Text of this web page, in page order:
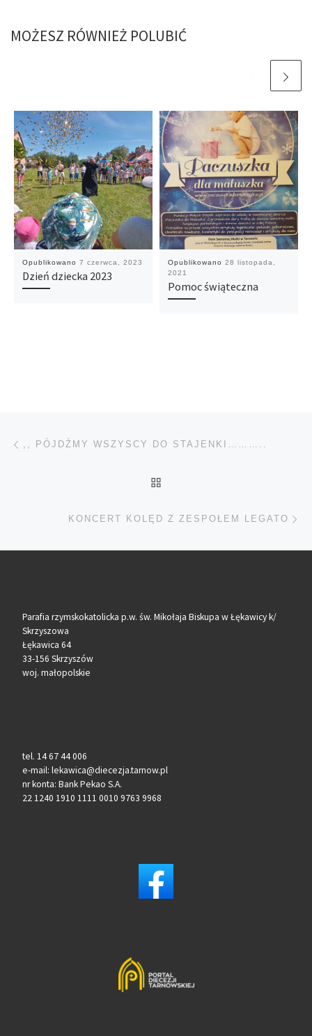
MOŻESZ RÓWNIEŻ POLUBIĆ
Opublikowano 7 czerwca, 2023
Dzień dziecka 2023
Opublikowano 28 listopada,
2021
Pomoc świąteczna
Nawigacja wpisu
,, PÓJDŹMY WSZYSCY DO STAJENKI………..
KONCERT KOLĘD Z ZESPOŁEM LEGATO
Parafia rzymskokatolicka p.w. św. Mikołaja Biskupa w Łękawicy k/
Skrzyszowa
Łękawica 64
33-156 Skrzyszów
woj. małopolskie
tel. 14 67 44 006
e-mail: lekawica@diecezja.tarnow.pl
nr konta: Bank Pekao S.A.
22 1240 1910 1111 0010 9763 9968